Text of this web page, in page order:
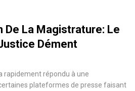
De La Magistrature: Le
Dément
rapidement répondu à une
plateformes de presse faisant